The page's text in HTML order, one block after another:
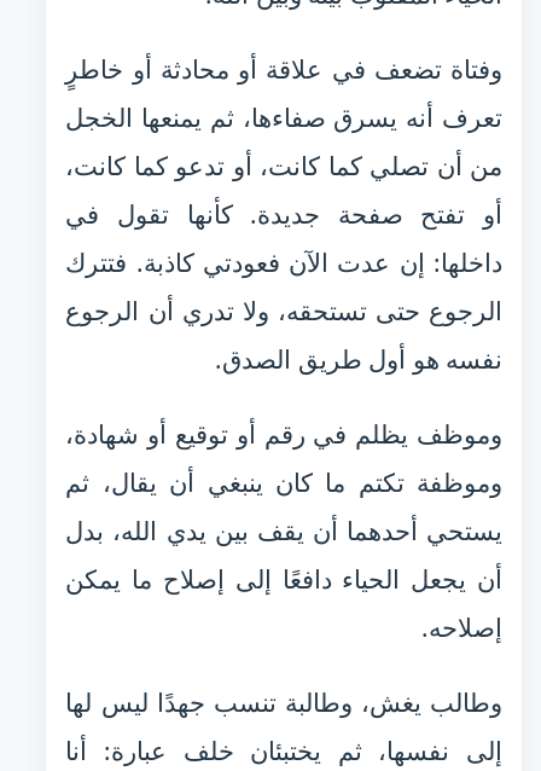
وفتاة تضعف في علاقة أو محادثة أو خاطرٍ
تعرف أنه يسرق صفاءها، ثم يمنعها الخجل
من أن تصلي كما كانت، أو تدعو كما كانت،
أو تفتح صفحة جديدة. كأنها تقول في
داخلها: إن عدت الآن فعودتي كاذبة. فتترك
الرجوع حتى تستحقه، ولا تدري أن الرجوع
نفسه هو أول طريق الصدق.
وموظف يظلم في رقم أو توقيع أو شهادة،
وموظفة تكتم ما كان ينبغي أن يقال، ثم
يستحي أحدهما أن يقف بين يدي الله، بدل
أن يجعل الحياء دافعًا إلى إصلاح ما يمكن
إصلاحه.
وطالب يغش، وطالبة تنسب جهدًا ليس لها
إلى نفسها، ثم يختبئان خلف عبارة: أنا